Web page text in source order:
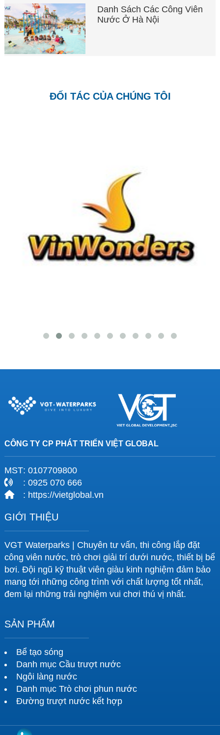
Danh Sách Các Công Viên
Nước Ở Hà Nội
ĐỐI TÁC CỦA CHÚNG TÔI
CÔNG TY CP PHÁT TRIỂN VIỆT GLOBAL
MST: 0107709800
: 0925 070 666
: https://vietglobal.vn
GIỚI THIỆU
VGT Waterparks | Chuyên tư vấn, thi công lắp đặt
công viên nước, trò chơi giải trí dưới nước, thiết bị bể
bơi. Đội ngũ kỹ thuật viên giàu kinh nghiệm đảm bảo
mang tới những công trình với chất lượng tốt nhất,
đem lại những trải nghiệm vui chơi thú vị nhất.
SẢN PHẨM
Bể tạo sóng
Danh mục Cầu trượt nước
Ngôi làng nước
Danh mục Trò chơi phun nước
Đường trượt nước kết hợp